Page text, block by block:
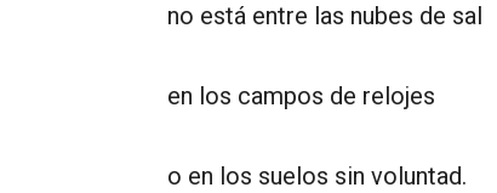
no está entre las nubes de sal
en los campos de relojes
o en los suelos sin voluntad.